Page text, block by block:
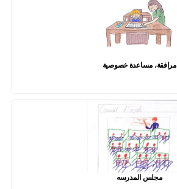
مرافقة، مساعدة خصوصية
مجلس المدرسه